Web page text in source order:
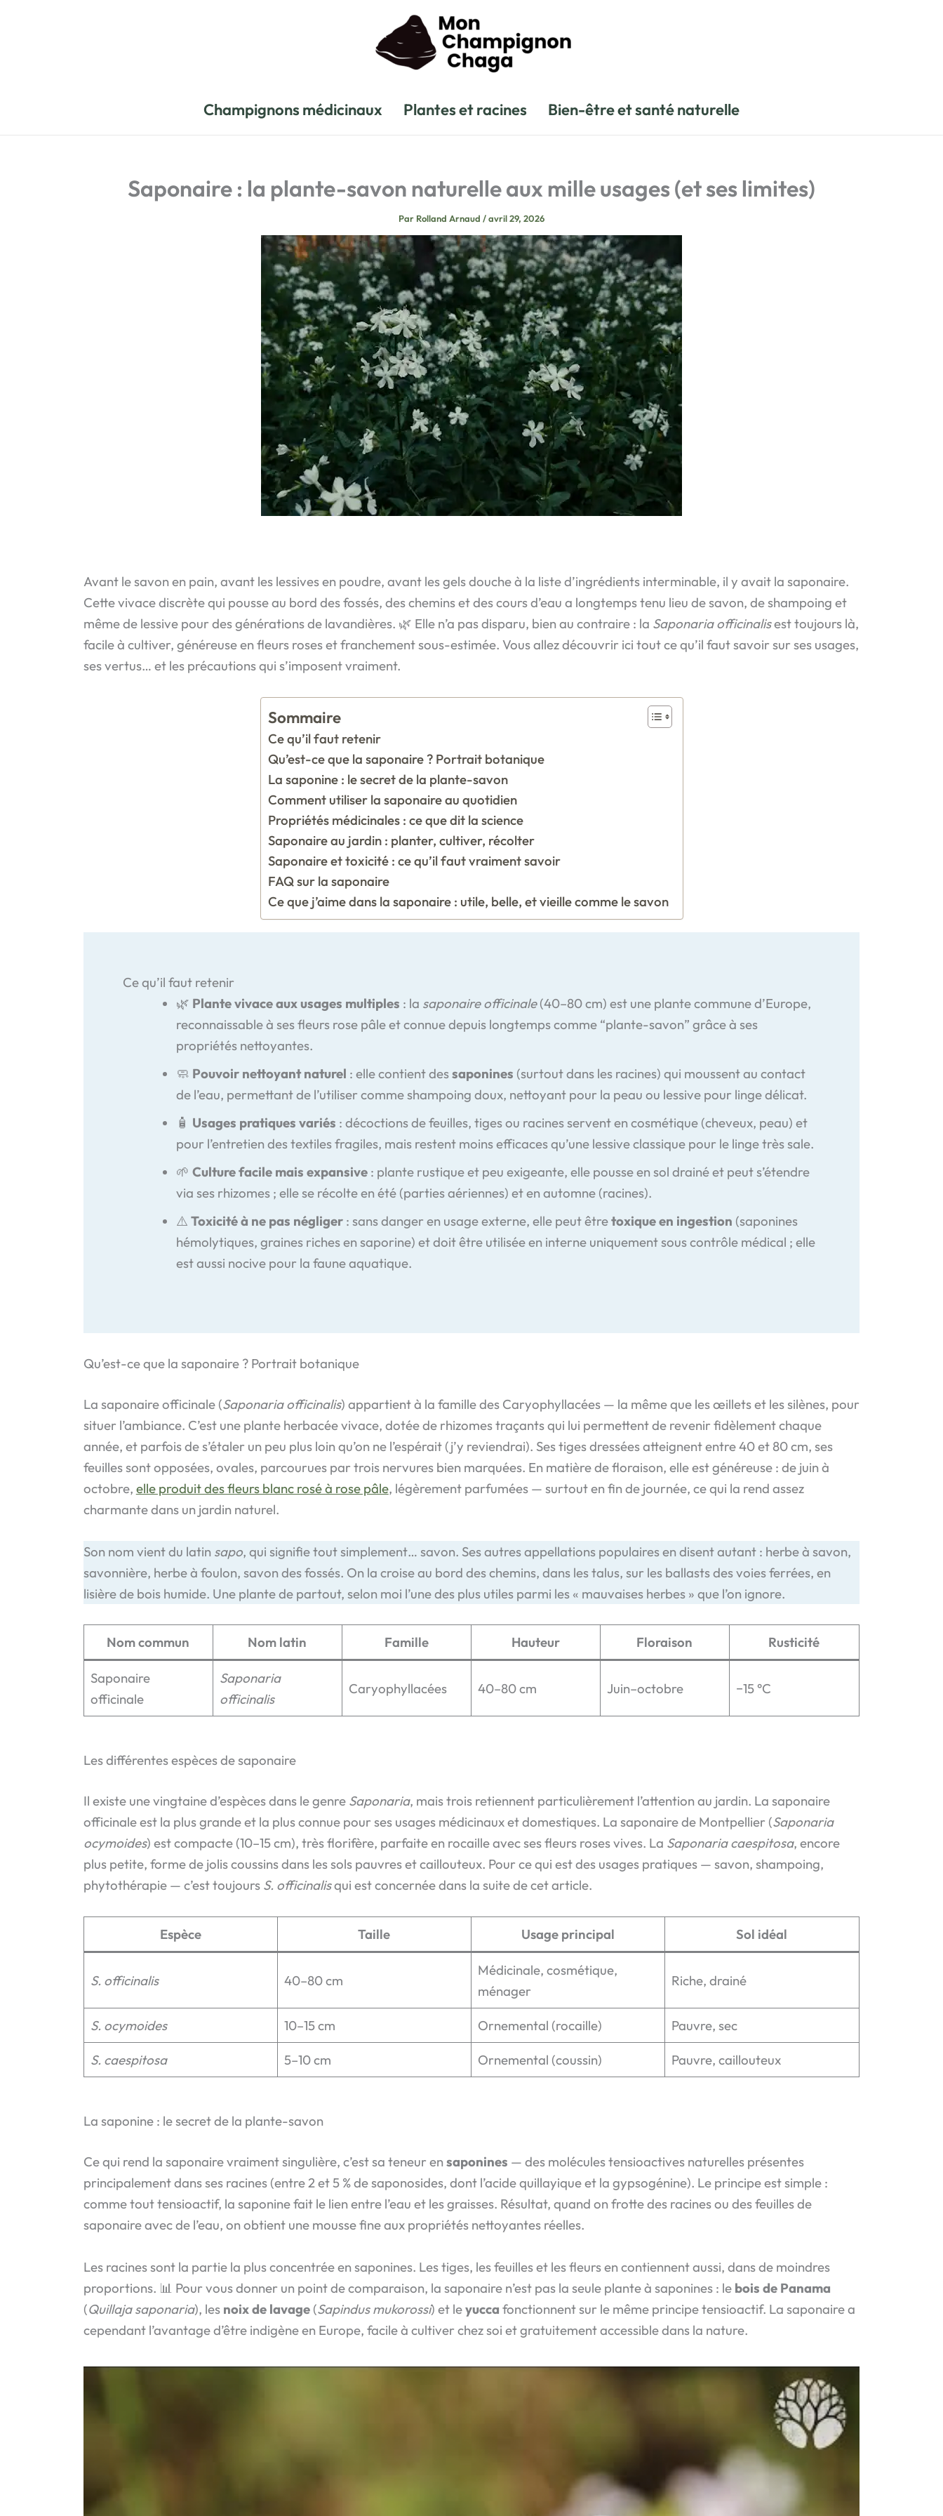
Champignons médicinaux Plantes et racines Bien-être et santé naturelle
Saponaire : la plante-savon naturelle aux mille usages (et ses limites)
Par Rolland Arnaud /avril 29, 2026
Avant le savon en pain, avant les lessives en poudre, avant les gels douche à la liste d’ingrédients interminable, il y avait la saponaire.
Cette vivace discrète qui pousse au bord des fossés, des chemins et des cours d’eau a longtemps tenu lieu de savon, de shampoing et
même de lessive pour des générations de lavandières. 🌿 Elle n’a pas disparu, bien au contraire : la Saponaria officinalisest toujours là,
facile à cultiver, généreuse en fleurs roses et franchement sous-estimée. Vous allez découvrir ici tout ce qu’il faut savoir sur ses usages,
ses vertus… et les précautions qui s’imposent vraiment.
Sommaire
Ce qu’il faut retenir
Qu’est-ce que la saponaire ? Portrait botanique
La saponine : le secret de la plante-savon
Comment utiliser la saponaire au quotidien
Propriétés médicinales : ce que dit la science
Saponaire au jardin : planter, cultiver, récolter
Saponaire et toxicité : ce qu’il faut vraiment savoir
FAQ sur la saponaire
Ce que j’aime dans la saponaire : utile, belle, et vieille comme le savon
Ce qu’il faut retenir
🌿 Plante vivace aux usages multiples : la saponaire officinale(40–80 cm) est une plante commune d’Europe,
reconnaissable à ses fleurs rose pâle et connue depuis longtemps comme “plante-savon” grâce à ses
propriétés nettoyantes.
🧼 Pouvoir nettoyant naturel : elle contient dessaponines (surtout dans les racines) qui moussent au contact
de l’eau, permettant de l’utiliser comme shampoing doux, nettoyant pour la peau ou lessive pour linge délicat.
🧴 Usages pratiques variés : décoctions de feuilles, tiges ou racines servent en cosmétique (cheveux, peau) et
pour l’entretien des textiles fragiles, mais restent moins efficaces qu’une lessive classique pour le linge très sale.
🌱 Culture facile mais expansive: plante rustique et peu exigeante, elle pousse en sol drainé et peut s’étendre
via ses rhizomes ; elle se récolte en été (parties aériennes) et en automne (racines).
⚠️ Toxicité à ne pas négliger: sans danger en usage externe, elle peut êtretoxique en ingestion (saponines
hémolytiques, graines riches en saporine) et doit être utilisée en interne uniquement sous contrôle médical ; elle
est aussi nocive pour la faune aquatique.
Qu’est-ce que la saponaire ? Portrait botanique
La saponaire officinale (Saponaria officinalis) appartient à la famille des Caryophyllacées — la même que les œillets et les silènes, pour
situer l’ambiance. C’est une plante herbacée vivace, dotée de rhizomes traçants qui lui permettent de revenir fidèlement chaque
année, et parfois de s’étaler un peu plus loin qu’on ne l’espérait (j’y reviendrai). Ses tiges dressées atteignent entre 40 et 80 cm, ses
feuilles sont opposées, ovales, parcourues par trois nervures bien marquées. En matière de floraison, elle est généreuse : de juin à
octobre, elle produit des fleurs blanc rosé à rose pâle, légèrement parfumées — surtout en fin de journée, ce qui la rend assez
charmante dans un jardin naturel.
Son nom vient du latin sapo, qui signifie tout simplement… savon. Ses autres appellations populaires en disent autant : herbe à savon,
savonnière, herbe à foulon, savon des fossés. On la croise au bord des chemins, dans les talus, sur les ballasts des voies ferrées, en
lisière de bois humide. Une plante de partout, selon moi l’une des plus utiles parmi les « mauvaises herbes » que l’on ignore.
Nom commun Nom latin Famille Hauteur Floraison Rusticité
Saponaire
officinale
Saponaria
officinalis
Caryophyllacées 40–80 cm Juin–octobre −15 °C
Les différentes espèces de saponaire
Il existe une vingtaine d’espèces dans le genre Saponaria, mais trois retiennent particulièrement l’attention au jardin. La saponaire
officinale est la plus grande et la plus connue pour ses usages médicinaux et domestiques. La saponaire de Montpellier (Saponaria
ocymoides) est compacte (10–15 cm), très florifère, parfaite en rocaille avec ses fleurs roses vives. La Saponaria caespitosa, encore
plus petite, forme de jolis coussins dans les sols pauvres et caillouteux. Pour ce qui est des usages pratiques — savon, shampoing,
phytothérapie — c’est toujours S. officinalisqui est concernée dans la suite de cet article.
Espèce Taille Usage principal Sol idéal
S. officinalis 40–80 cm
Médicinale, cosmétique,
ménager
Riche, drainé
S. ocymoides 10–15 cm Ornemental (rocaille) Pauvre, sec
S. caespitosa 5–10 cm Ornemental (coussin) Pauvre, caillouteux
La saponine : le secret de la plante-savon
Ce qui rend la saponaire vraiment singulière, c’est sa teneur ensaponines — des molécules tensioactives naturelles présentes
principalement dans ses racines (entre 2 et 5 % de saponosides, dont l’acide quillayique et la gypsogénine). Le principe est simple :
comme tout tensioactif, la saponine fait le lien entre l’eau et les graisses. Résultat, quand on frotte des racines ou des feuilles de
saponaire avec de l’eau, on obtient une mousse fine aux propriétés nettoyantes réelles.
Les racines sont la partie la plus concentrée en saponines. Les tiges, les feuilles et les fleurs en contiennent aussi, dans de moindres
proportions. 📊 Pour vous donner un point de comparaison, la saponaire n’est pas la seule plante à saponines : le bois de Panama
(Quillaja saponaria), les noix de lavage(Sapindus mukorossi) et leyucca fonctionnent sur le même principe tensioactif. La saponaire a
cependant l’avantage d’être indigène en Europe, facile à cultiver chez soi et gratuitement accessible dans la nature.